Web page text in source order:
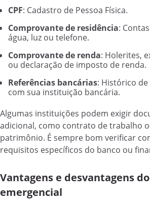
CPF: Cadastro de Pessoa Física.
Comprovante de residência:
água, luz ou telefone.
Comprovante de renda: Holerites,
ou declaração de imposto de renda.
Referências bancárias: Histórico
com sua instituição bancária.
Algumas instituições podem exigir
adicional, como contrato de trabalho
patrimônio. É sempre bom verificar
requisitos específicos do banco ou
Vantagens e desvantagens
emergencial